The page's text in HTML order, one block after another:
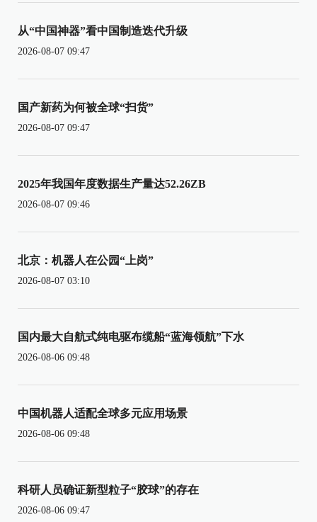
从“中国神器”看中国制造迭代升级
2026-08-07 09:47
国产新药为何被全球“扫货”
2026-08-07 09:47
2025年我国年度数据生产量达52.26ZB
2026-08-07 09:46
北京：机器人在公园“上岗”
2026-08-07 03:10
国内最大自航式纯电驱布缆船“蓝海领航”下水
2026-08-06 09:48
中国机器人适配全球多元应用场景
2026-08-06 09:48
科研人员确证新型粒子“胶球”的存在
2026-08-06 09:47